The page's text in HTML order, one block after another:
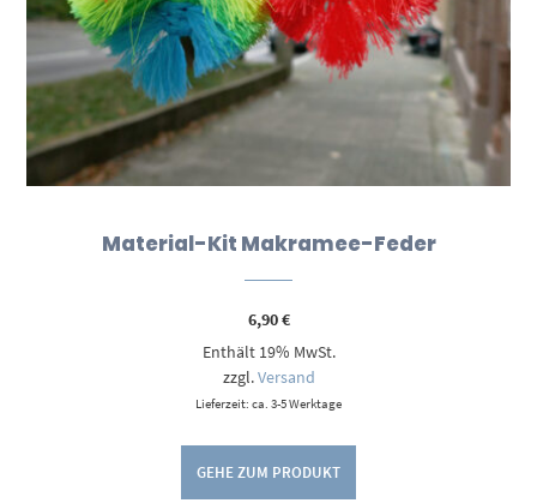
Material-Kit Makramee-Feder
6,90€
Enthält 19% MwSt.
zzgl.Versand
Lieferzeit: ca. 3-5 Werktage
GEHE ZUM PRODUKT